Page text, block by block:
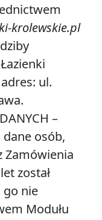
krolewskie.pl
ul.
–
osób,
Zamówienia
został
go nie
Modułu